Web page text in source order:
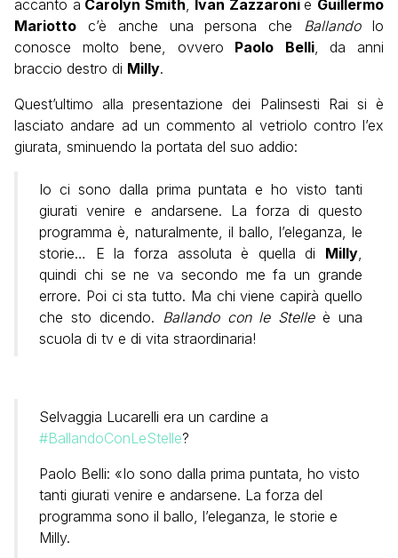
accanto a Carolyn Smith Ivan Zazzaronie Guillermo
Mariotto c’è anche una persona che Ballandolo
conosce molto bene, ovvero Paolo Belli, da anni
braccio destro di Milly.
Quest’ultimo alla presentazione dei Palinsesti Rai si è
lasciato andare ad un commento al vetriolo contro l’ex
giurata, sminuendo la portata del suo addio:
Io ci sono dalla prima puntata e ho visto tanti
giurati venire e andarsene. La forza di questo
programma è, naturalmente, il ballo, l’eleganza, le
storie… E la forza assoluta è quella di Milly
quindi chi se ne va secondo me fa un grande
errore. Poi ci sta tutto. Ma chi viene capirà quello
che sto dicendo. Ballando con le Stelleè una
scuola di tv e di vita straordinaria!
Selvaggia Lucarelli era un cardine a
#BallandoConLeStelle?
Paolo Belli: «Io sono dalla prima puntata, ho visto
tanti giurati venire e andarsene. La forza del
programma sono il ballo, l’eleganza, le storie e
Milly.